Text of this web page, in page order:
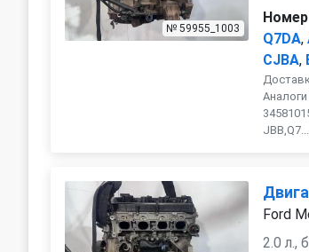
№ 59955_1003
Номер
Q7DA,
CJBA,
JBB,Q7...
Ford
2.0 л.,